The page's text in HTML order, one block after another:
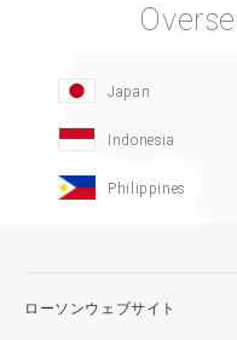
Japan
Indonesia
Philippines
ローソンウェブサイト